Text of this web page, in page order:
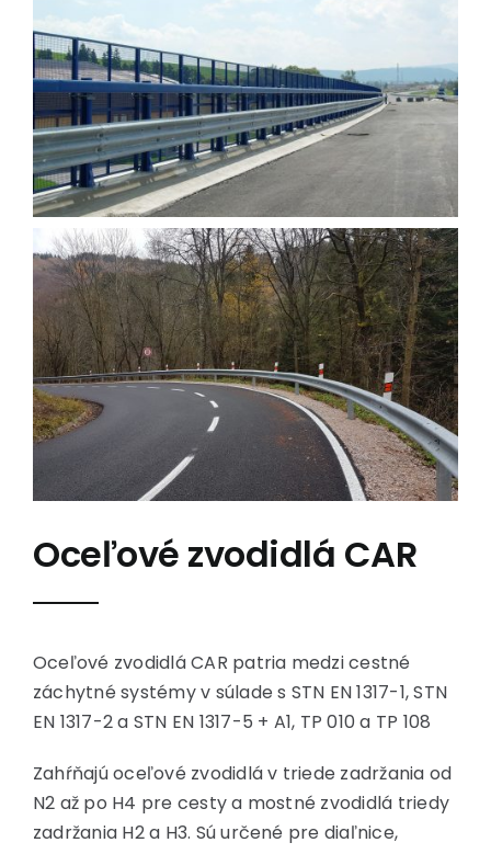
Oceľové zvodidlá CAR
Oceľové zvodidlá CAR patria medzi cestné
záchytné systémy v súlade s STN EN 1317-1, STN
EN 1317-2 a STN EN 1317-5 + A1, TP 010 a TP 108
Zahŕňajú oceľové zvodidlá v triede zadržania od
N2 až po H4 pre cesty a mostné zvodidlá triedy
zadržania H2 a H3. Sú určené pre diaľnice,